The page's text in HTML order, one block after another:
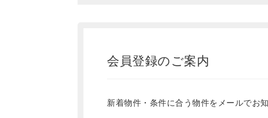
会員登録のご案内
新着物件・条件に合う物件をメールでお